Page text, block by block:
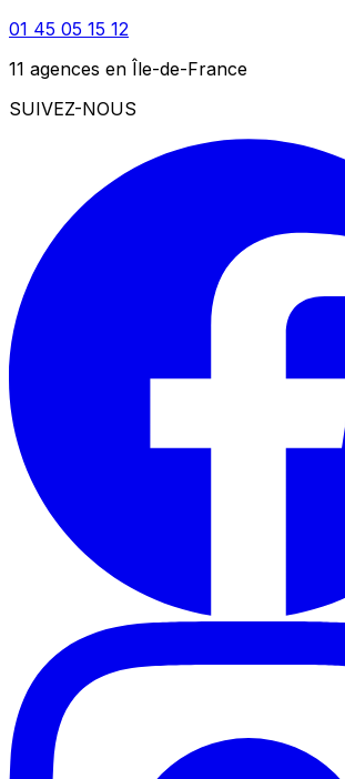
01 45 05 15 12
11 agences en Île-de-France
SUIVEZ-NOUS